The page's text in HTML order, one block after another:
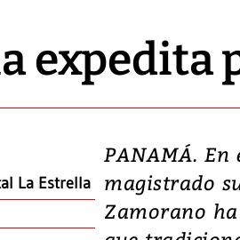
expedita
La Estrella
PANAMÁ. En
magistrado
Zamorano